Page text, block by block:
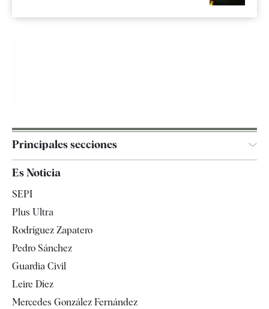
Principales secciones
España
Televisión
Es Noticia
SEPI
Plus Ultra
Rodríguez Zapatero
Pedro Sánchez
Guardia Civil
Leire Díez
Mercedes González Fernández